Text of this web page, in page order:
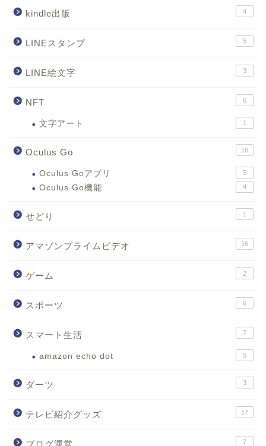
kindle出版 4
LINEスタンプ 5
LINE絵文字 3
NFT 6
文字アート 1
Oculus Go 16
Oculus Goアプリ 5
Oculus Go機能 4
せどり 1
アマゾンプライムビデオ 16
ゲーム 2
スポーツ 6
スマート生活 7
amazon echo dot 5
ダーツ 3
テレビ紹介グッズ 17
7